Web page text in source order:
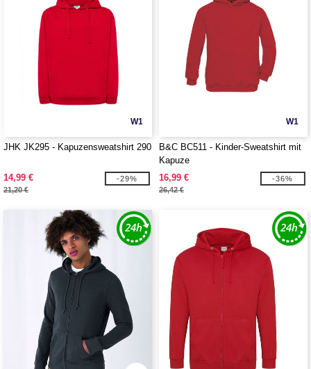
W1
JHK JK295 - Kapuzensweatshirt 290
14,99 €
21,20 €
-29%
W1
B&C BC511 - Kinder-Sweatshirt mit
Kapuze
16,99 €
26,42 €
-36%